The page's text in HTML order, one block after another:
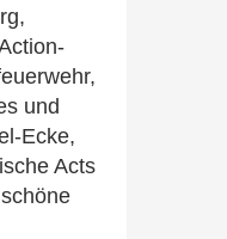
und
Ecke,
Acts